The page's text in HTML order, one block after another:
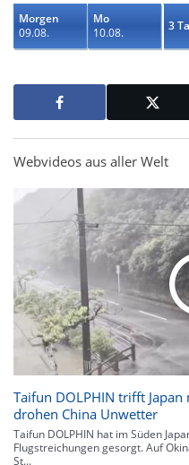
Morgen
09.08.
Mo
10.08.
3
Webvideos aus aller Welt
Taifun DOLPHIN trifft
drohen China Unwetter
Taifun DOLPHIN hat im Süden
Flugstreichungen gesorgt. Auf
St...